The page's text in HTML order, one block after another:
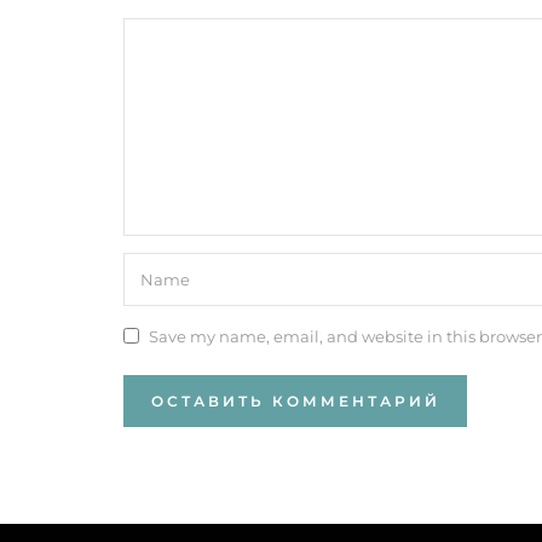
Save my name, email, and website in this